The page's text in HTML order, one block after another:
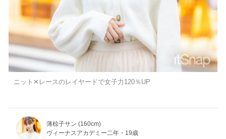
ニット✕レースのレイヤードで女子力120％UP
薄椋子サン (160cm)
ヴィーナスアカデミー二年・19歳